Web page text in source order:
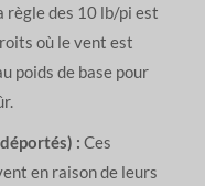
règle des 10 lb/pi est
où le vent est
poids de base pour
: Ces
en raison de leurs